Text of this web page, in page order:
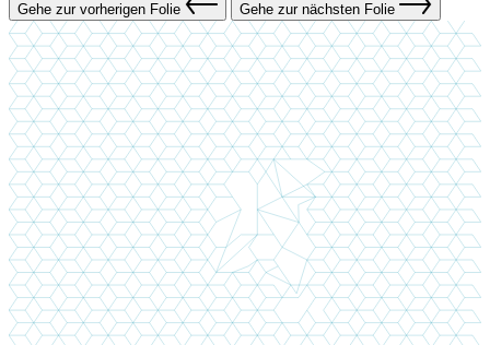
Gehe zur vorherigen Folie Gehe zur nächsten Folie